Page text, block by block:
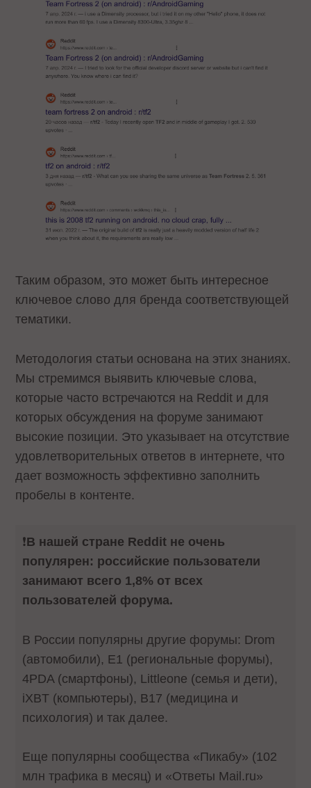
Таким образом, это может быть интересное
ключевое слово для бренда соответствующей
тематики.
Методология статьи основана на этих знаниях.
Мы стремимся выявить ключевые слова,
которые часто встречаются на Reddit и для
которых обсуждения на форуме занимают
высокие позиции. Это указывает на отсутствие
удовлетворительных ответов в интернете, что
дает возможность эффективно заполнить
пробелы в контенте.
❗️В нашей стране Reddit не очень
популярен: российские пользователи
занимают всего 1,8% от всех
пользователей форума.
В России популярны другие форумы: Drom
(автомобили), E1 (региональные форумы),
4PDA (смартфоны), Littleone (семья и дети),
iXBT (компьютеры), B17 (медицина и
психология) и так далее.
Еще популярны сообщества «Пикабу» (102
млн трафика в месяц) и «Ответы Mail.ru»